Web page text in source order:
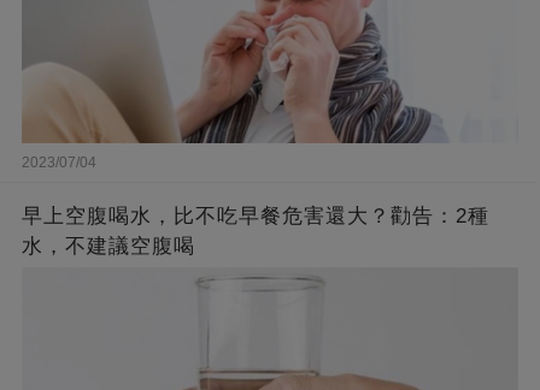
2023/07/04
早上空腹喝水，比不吃早餐危害還大？勸告：2種
水，不建議空腹喝